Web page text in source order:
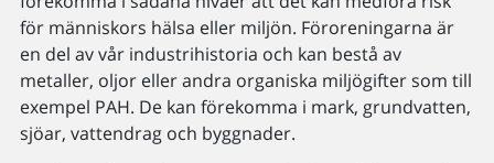
för människors hälsa eller miljön. Föroreningarna är
en del av vår industrihistoria och kan bestå av
metaller, oljor eller andra organiska miljögifter som till
exempel PAH. De kan förekomma i mark, grundvatten,
sjöar, vattendrag och byggnader.